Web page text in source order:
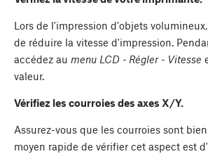
Lors de l'impression d'objets
de réduire la vitesse d'impression.
accédez au menu LCD - Régler - Vitesse
valeur.
Vérifiez les courroies des axes X/Y.
Assurez-vous que les courroies sont
moyen rapide de vérifier cet aspect est